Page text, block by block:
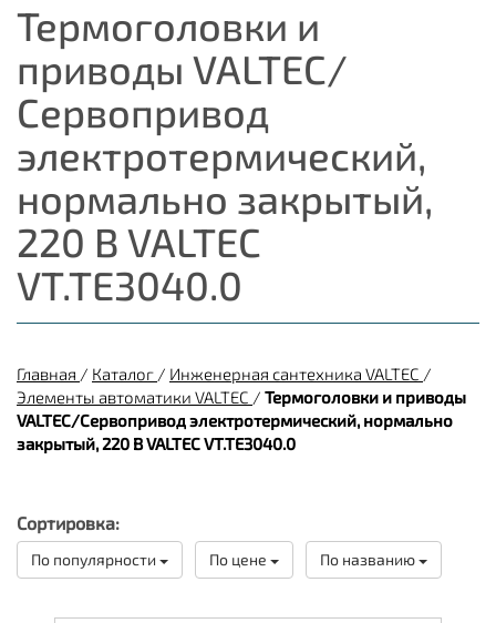
Термоголовки и
приводы VALTEC/
Сервопривод
электротермический,
нормально закрытый,
220 В VALTEC
VT.TE3040.0
Главная / Каталог / Инженерная сантехника VALTEC /
Элементы автоматики VALTEC / Термоголовки и приводы
VALTEC/Сервопривод электротермический, нормально
закрытый, 220 В VALTEC VT.TE3040.0
Сортировка:
По популярности По цене По названию